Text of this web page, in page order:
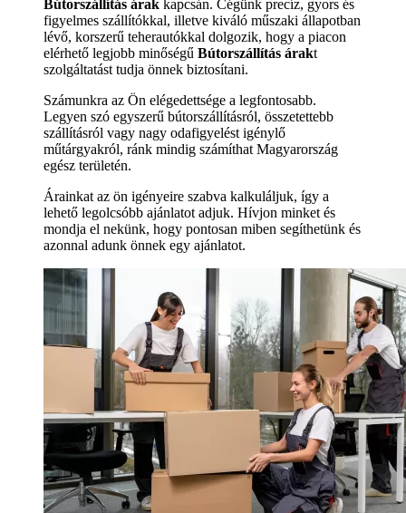
Bútorszállítás árak kapcsán. Cégünk precíz, gyors és
figyelmes szállítókkal, illetve kiváló műszaki állapotban
lévő, korszerű teherautókkal dolgozik, hogy a piacon
elérhető legjobb minőségű Bútorszállítás árakt
szolgáltatást tudja önnek biztosítani.
Számunkra az Ön elégedettsége a legfontosabb.
Legyen szó egyszerű bútorszállításról, összetettebb
szállításról vagy nagy odafigyelést igénylő
műtárgyakról, ránk mindig számíthat Magyarország
egész területén.
Árainkat az ön igényeire szabva kalkuláljuk, így a
lehető legolcsóbb ajánlatot adjuk. Hívjon minket és
mondja el nekünk, hogy pontosan miben segíthetünk és
azonnal adunk önnek egy ajánlatot.